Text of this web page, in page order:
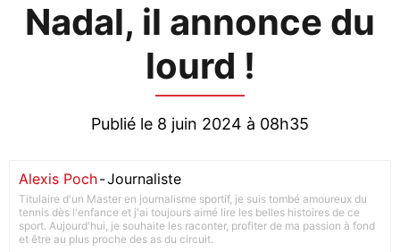
Nadal, il annonce du
lourd !
Publié le 8 juin 2024 à 08h35
Alexis Poch-Journaliste
Titulaire d'un Master en journalisme sportif, je suis tombé amoureux du
tennis dès l'enfance et j'ai toujours aimé lire les belles histoires de ce
sport. Aujourd'hui, je souhaite les raconter, profiter de ma passion à fond
et être au plus proche des as du circuit.